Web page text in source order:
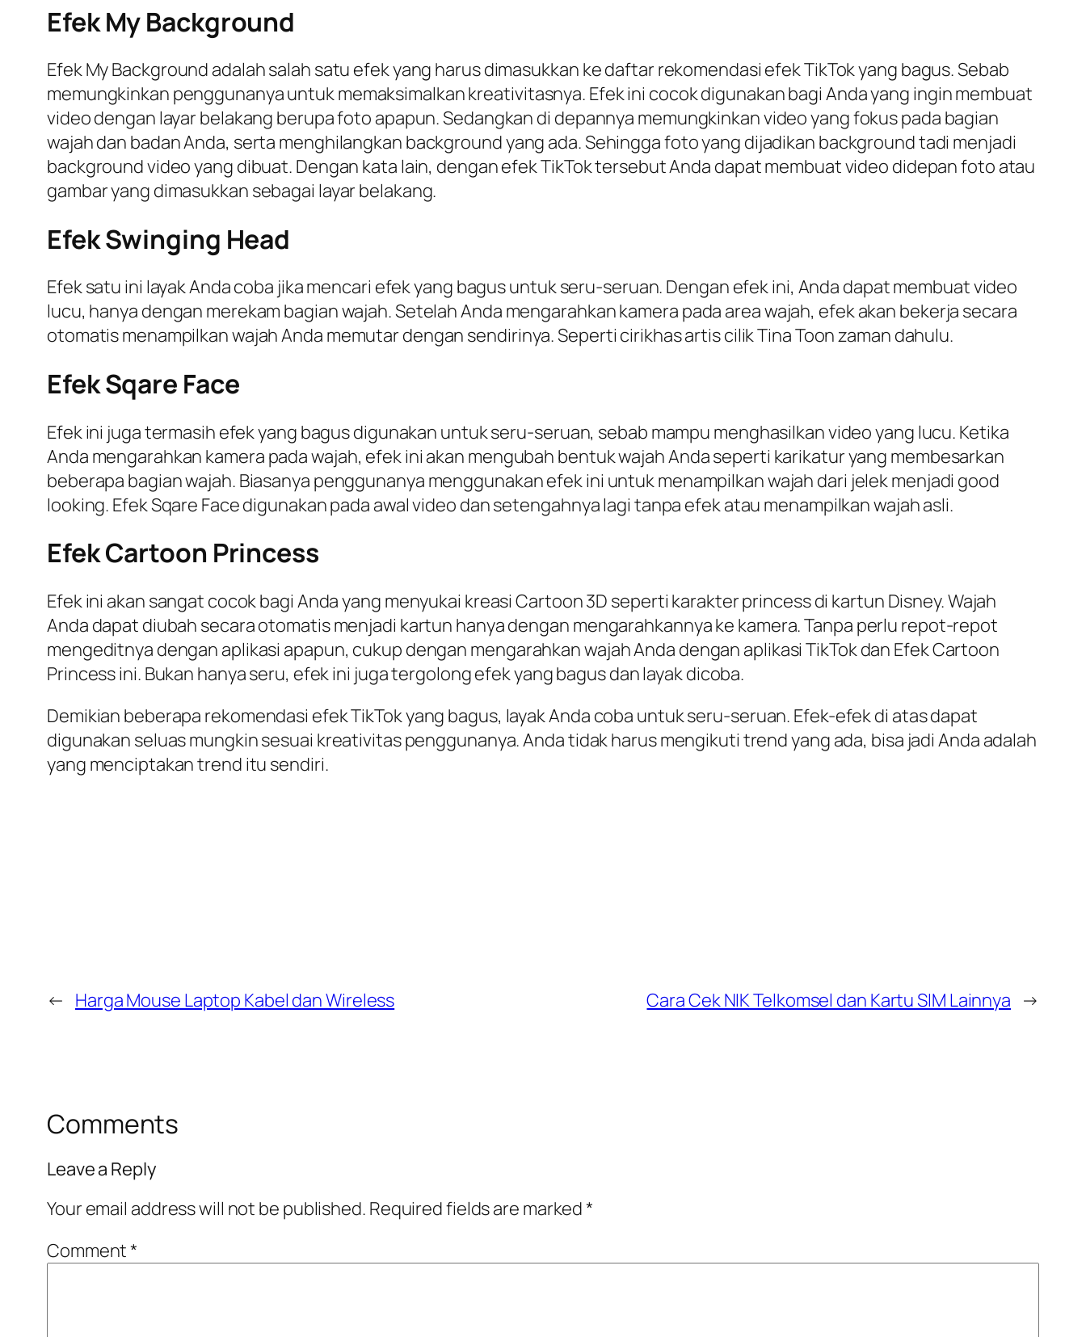
Efek My Background
Efek My Background adalah salah satu efek yang harus dimasukkan ke daftar rekomendasi efek TikTok yang bagus. Sebab
memungkinkan penggunanya untuk memaksimalkan kreativitasnya. Efek ini cocok digunakan bagi Anda yang ingin membuat
video dengan layar belakang berupa foto apapun. Sedangkan di depannya memungkinkan video yang fokus pada bagian
wajah dan badan Anda, serta menghilangkan background yang ada. Sehingga foto yang dijadikan background tadi menjadi
background video yang dibuat. Dengan kata lain, dengan efek TikTok tersebut Anda dapat membuat video didepan foto atau
gambar yang dimasukkan sebagai layar belakang.
Efek Swinging Head
Efek satu ini layak Anda coba jika mencari efek yang bagus untuk seru-seruan. Dengan efek ini, Anda dapat membuat video
lucu, hanya dengan merekam bagian wajah. Setelah Anda mengarahkan kamera pada area wajah, efek akan bekerja secara
otomatis menampilkan wajah Anda memutar dengan sendirinya. Seperti cirikhas artis cilik Tina Toon zaman dahulu.
Efek Sqare Face
Efek ini juga termasih efek yang bagus digunakan untuk seru-seruan, sebab mampu menghasilkan video yang lucu. Ketika
Anda mengarahkan kamera pada wajah, efek ini akan mengubah bentuk wajah Anda seperti karikatur yang membesarkan
beberapa bagian wajah. Biasanya penggunanya menggunakan efek ini untuk menampilkan wajah dari jelek menjadi good
looking. Efek Sqare Face digunakan pada awal video dan setengahnya lagi tanpa efek atau menampilkan wajah asli.
Efek Cartoon Princess
Efek ini akan sangat cocok bagi Anda yang menyukai kreasi Cartoon 3D seperti karakter princess di kartun Disney. Wajah
Anda dapat diubah secara otomatis menjadi kartun hanya dengan mengarahkannya ke kamera. Tanpa perlu repot-repot
mengeditnya dengan aplikasi apapun, cukup dengan mengarahkan wajah Anda dengan aplikasi TikTok dan Efek Cartoon
Princess ini. Bukan hanya seru, efek ini juga tergolong efek yang bagus dan layak dicoba.
Demikian beberapa rekomendasi efek TikTok yang bagus, layak Anda coba untuk seru-seruan. Efek-efek di atas dapat
digunakan seluas mungkin sesuai kreativitas penggunanya. Anda tidak harus mengikuti trend yang ada, bisa jadi Anda adalah
yang menciptakan trend itu sendiri.
← Harga Mouse Laptop Kabel dan Wireless Cara Cek NIK Telkomsel dan Kartu SIM Lainnya →
Comments
Leave a Reply
Your email address will not be published. Required fields are marked*
Comment*